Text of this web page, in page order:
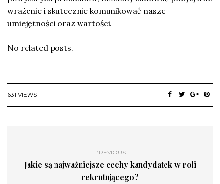
wrażenie i skutecznie komunikować nasze
umiejętności oraz wartości.
No related posts.
631 VIEWS
PREVIOUS
Jakie są najważniejsze cechy kandydatek w roli
rekrutującego?